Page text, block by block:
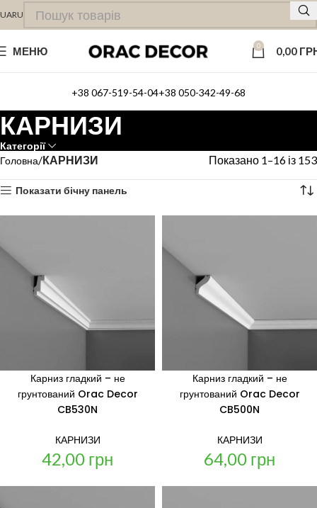
UARU
МЕНЮ 0 0,00
+38 067-519-54-04+38 050-342-49-68
КАРНИЗИ
Категорії
Головна КАРНИЗИ Показано 1–16 із 153
Показати бічну панель
Карниз гладкий – не
грунтований Orac Decor
CB530N
КАРНИЗИ
42,00 грн
Карниз гладкий – не
грунтований Orac Decor
CB500N
КАРНИЗИ
64,00 грн